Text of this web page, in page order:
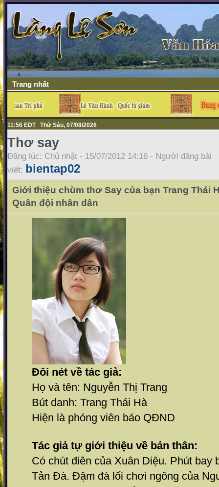
Trang nhất
11:56 EDT Thứ Sáu, 07/08/2026
Thơ say
Đăng lúc: Chủ nhật - 15/07/2012 14:16 - Người đăng bài
viết: bientap02
Giới thiệu chùm thơ Say của bạn Trang Thái
Quân đội nhân dân
Đôi nét về tác giả:
Họ và tên: Nguyễn Thị Trang
Bút danh: Trang Thái Hà
Hiện là phóng viên báo QĐND
Tác giả tự giới thiệu về bản thân:
Có chút điên của Xuân Diệu. Phút bay
Tản Đà. Đậm đà lối chơi ngông của